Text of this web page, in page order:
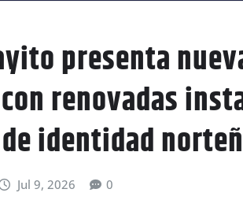
presenta
renovadas
identidad
Jul 9, 2026 0